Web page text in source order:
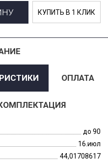
КУПИТЬ В 1 КЛИК
ОПЛАТА
до 90
16.июл
44,01708617